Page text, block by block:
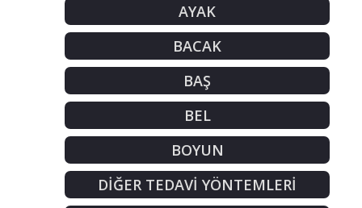
AYAK
BACAK
BAŞ
BEL
BOYUN
DİĞER TEDAVİ YÖNTEMLERİ